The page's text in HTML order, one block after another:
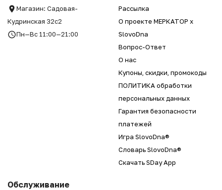
Магазин: Садовая-
Кудринская 32с2
Пн—Вс 11:00—21:00
Рассылка
О проекте МЕРКАТОР x
SlovoDna
Вопрос-Ответ
О нас
Купоны, скидки, промокоды
ПОЛИТИКА обработки
персональных данных
Гарантия безопасности
платежей
Игра SlovoDna®
Словарь SlovoDna®
Скачать SDay App
Обслуживание